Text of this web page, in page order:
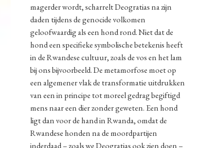
magerder wordt, scharrelt Deogratias na zijn
daden tijdens de genocide volkomen
geloofwaardig als een hond rond. Niet dat de
hond een specifieke symbolische betekenis heeft
in de Rwandese cultuur, zoals de vos en het lam
bij ons bijvoorbeeld. De metamorfose moet op
een algemener vlak de transformatie uitdrukken
van een in principe tot moreel gedrag begiftigd
mens naar een dier zonder geweten. Een hond
ligt dan voor de hand in Rwanda, omdat de
Rwandese honden na de moordpartijen
inderdaad – zoals we Deogratias ook zien doen –